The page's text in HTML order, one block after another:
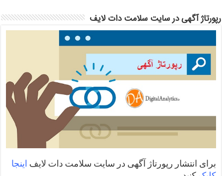
رپورتاژ آگهی در سایت سلامت دات لایف
برای انتشار رپورتاژ آگهی در سایت سلامت دات لایف اینجا